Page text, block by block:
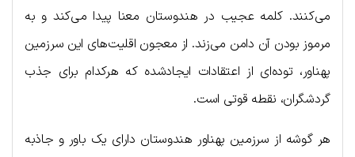
می‌کنند. کلمه عجیب در هندوستان معنا پیدا می‌کند و به
مرموز بودن آن دامن می‌زند. از معجون اقلیت‌های این سرزمین
پهناور، توده‌ای از اعتقادات ایجادشده که هرکدام برای جذب
گردشگران، نقطه قوتی است.
هر گوشه از سرزمین پهناور هندوستان دارای یک باور و جاذبه